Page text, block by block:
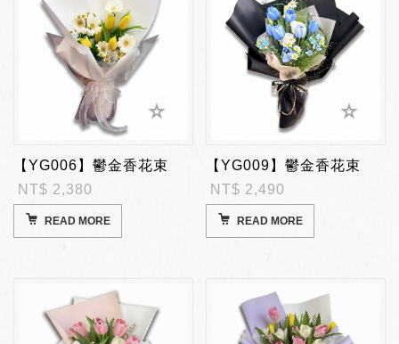
【YG006】鬱金香花束
NT$ 2,380
READ MORE
【YG009】鬱金香花束
NT$ 2,490
READ MORE